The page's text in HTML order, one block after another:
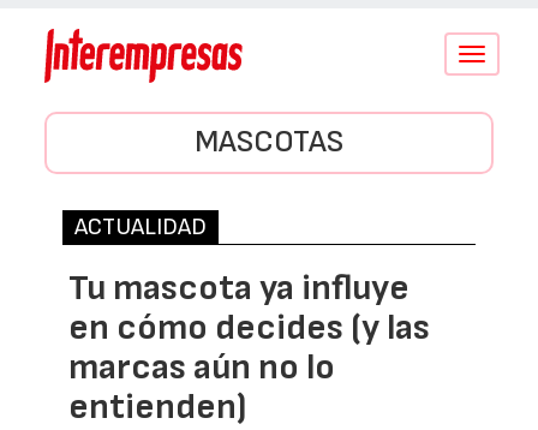
Conmutar
MASCOTAS
ACTUALIDAD
Tu mascota ya influye
en cómo decides (y las
marcas aún no lo
entienden)